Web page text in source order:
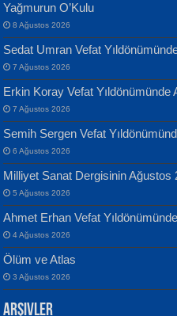
ATİLLA ÖZEN
Sultan Olmadan Önce
EKREM KARABABA
Banu Sancak
Defterimden İçeri...
İsmail Aydos
İnkisar...
Yağmurun O’Kulu
8 Ağustos 2026
Sedat Umran Vefat
7 Ağustos 2026
Erkin Koray Vefat Yıldönümünde
7 Ağustos 2026
Semih Sergen Vefat
6 Ağustos 2026
Milliyet Sanat Dergisinin Ağustos
5 Ağustos 2026
Ahmet Erhan Vefat Yıldönümünde
4 Ağustos 2026
Ölüm ve Atlas
3 Ağustos 2026
Arşivler